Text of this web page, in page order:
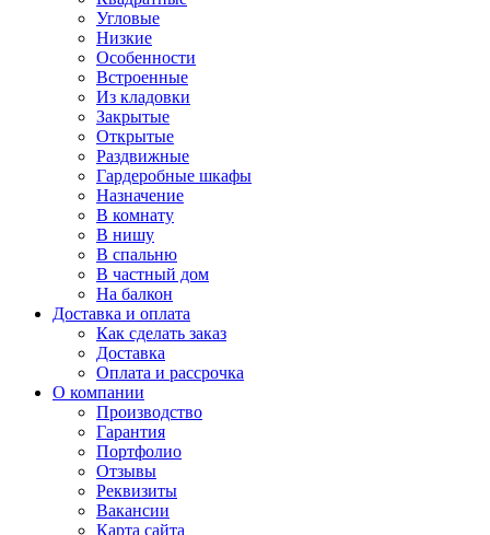
Угловые
Низкие
Особенности
Встроенные
Из кладовки
Закрытые
Открытые
Раздвижные
Гардеробные шкафы
Назначение
В комнату
В нишу
В спальню
В частный дом
На балкон
Доставка и оплата
Как сделать заказ
Доставка
Оплата и рассрочка
О компании
Производство
Гарантия
Портфолио
Отзывы
Реквизиты
Вакансии
Карта сайта